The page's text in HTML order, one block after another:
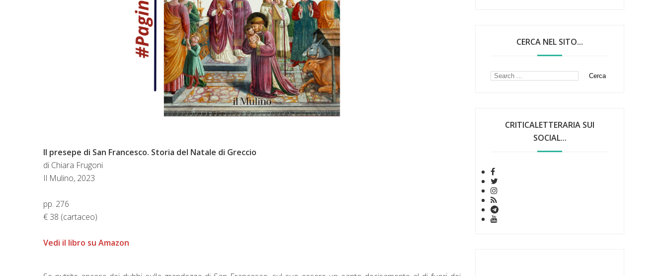
Il presepe di San Francesco. Storia del Natale di Greccio
di Chiara Frugoni
Il Mulino, 2023
pp. 276
€ 38 (cartaceo)
Vedi il libro su Amazon
CERCA NEL SITO...
CRITICALETTERARIA SUI
SOCIAL...